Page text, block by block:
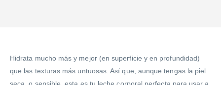
Hidrata mucho más y mejor (en superficie y en profundidad)
que las texturas más untuosas. Así que, aunque tengas la piel
seca, o sensible, esta es tu leche corporal perfecta para usar a